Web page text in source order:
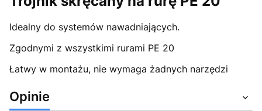
Idealny do systemów nawadniających.
Zgodnymi z wszystkimi rurami PE 20
Łatwy w montażu, nie wymaga żadnych narzędzi
Opinie